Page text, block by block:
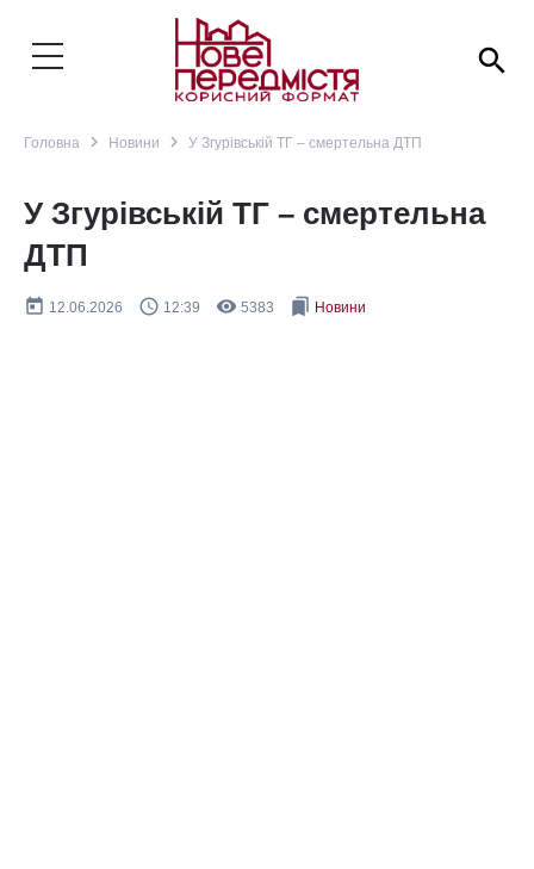
search
Головна navigate_next Новини navigate_next У Згурівській ТГ – смертельна ДТП
У Згурівській ТГ – смертельна
ДТП
today 12.06.2026 query_builder 12:39 remove_red_eye 5383 bookmarks Новини